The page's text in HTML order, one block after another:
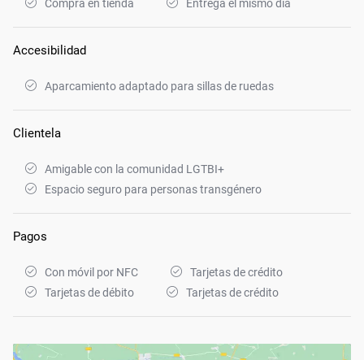
Compra en tienda
Entrega el mismo día
Accesibilidad
Aparcamiento adaptado para sillas de ruedas
Clientela
Amigable con la comunidad LGTBI+
Espacio seguro para personas transgénero
Pagos
Con móvil por NFC
Tarjetas de crédito
Tarjetas de débito
Tarjetas de crédito